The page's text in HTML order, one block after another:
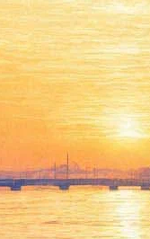
Версия для печати
Андрея
Каннского и многих
из девяти
«Оскар» в
языке». Об этом